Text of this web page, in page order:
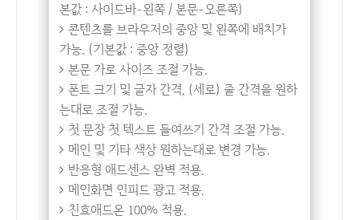
본값 : 사이드바-왼쪽 / 본문-오른쪽)
콘텐츠를 브라우저의 중앙 및 왼쪽에 배치가
가능. (기본값 : 중앙 정렬)
본문 가로 사이즈 조절 가능.
폰트 크기 및 글자 간격, (세로) 줄 간격을 원하
는대로 조절 가능.
첫 문장 첫 텍스트 들여쓰기 간격 조절 가능.
메인 및 기타 색상 원하는대로 변경 가능.
반응형 애드센스 완벽 적용.
메인화면 인피드 광고 적용.
친효애드온 100% 적용.